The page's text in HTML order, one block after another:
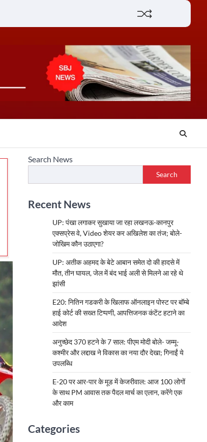
Search News
Search
Recent News
UP: पंखा लगाकर सुखाया जा रहा लखनऊ-कानपुर
एक्सप्रेस वे, Video शेयर कर अखिलेश का तंज; बोले-
जोखिम कौन उठाएगा?
UP: अतीक अहमद के बेटे आबान समेत दो की हादसे में
मौत, तीन घायल, जेल में बंद भाई अली से मिलने आ रहे थे
झांसी
E20: नितिन गडकरी के खिलाफ ऑनलाइन पोस्ट पर बॉम्बे
हाई कोर्ट की सख्त टिप्पणी, आपत्तिजनक कंटेंट हटाने का
आदेश
अनुच्छेद 370 हटने के 7 साल: पीएम मोदी बोले- जम्मू-
कश्मीर और लद्दाख ने विकास का नया दौर देखा; गिनाईं ये
उपलब्धि
E-20 पर आर-पार के मूड में केजरीवाल: आज 100 लोगों
के साथ PM आवास तक पैदल मार्च का एलान, करेंगे एक
और काम
Categories